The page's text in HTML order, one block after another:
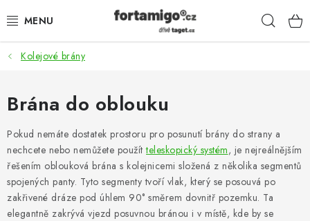
na
SADY - ZVÝHODNĚNÉ
POHONY
SAMONOSNÉ BRÁNY
KOLEJOVÉ BRÁNY
KŘÍDLOVÉ BRÁNY A BRANKY
Kolejové brány
Brána do oblouku
Pokud nemáte dostatek prostoru pro posunutí brány do strany a
nechcete nebo nemůžete použítteleskopický systém, je nejreálnějším
řešením oblouková brána s kolejnicemi složená z několika segmentů
spojených panty. Tyto segmenty tvoří vlak, který se posouvá po
zakřivené dráze pod úhlem 90° směrem dovnitř pozemku. Ta
elegantně zakrývá vjezd posuvnou bránou i v místě, kde by se